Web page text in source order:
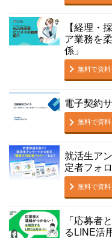
【経理・
ア業務を
係」
無料で資
電子契約
無料で資
就活生ア
定者フォロ
無料で資
「応募者
るLINE活